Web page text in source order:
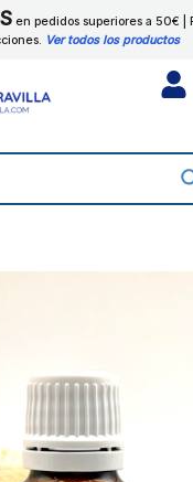
en pedidos superiores a 50€ |
Ver todos los productos